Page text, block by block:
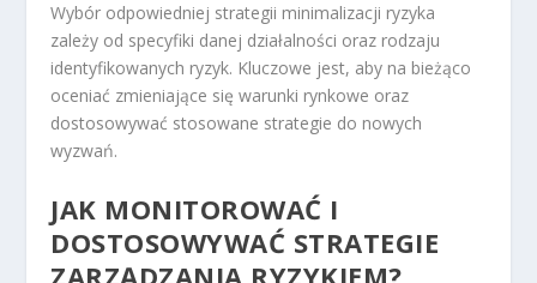
Wybór odpowiedniej strategii minimalizacji ryzyka
zależy od specyfiki danej działalności oraz rodzaju
identyfikowanych ryzyk. Kluczowe jest, aby na bieżąco
oceniać zmieniające się warunki rynkowe oraz
dostosowywać stosowane strategie do nowych
wyzwań.
JAK MONITOROWAĆ I
DOSTOSOWYWAĆ STRATEGIE
ZARZĄDZANIA RYZYKIEM?